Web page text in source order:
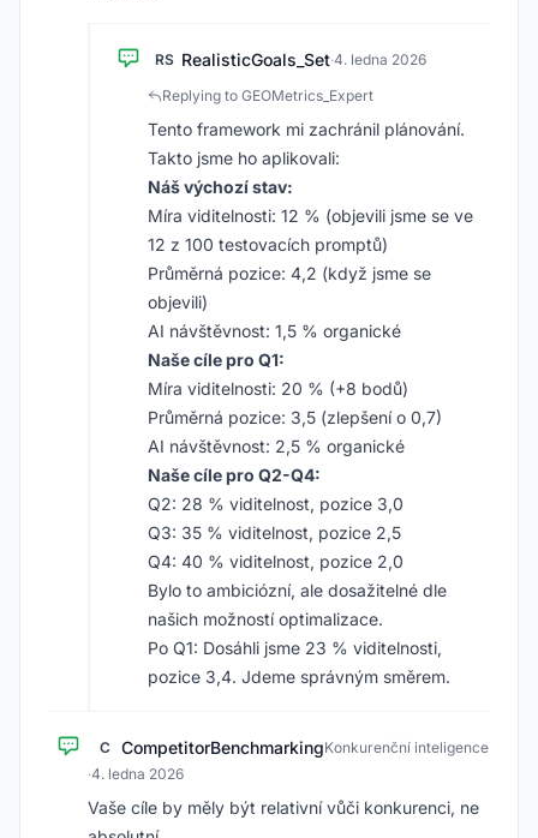
RS RealisticGoals_Set·4. ledna 2026
Replying to GEOMetrics_Expert
Tento framework mi zachránil plánování.
Takto jsme ho aplikovali:
Náš výchozí stav:
Míra viditelnosti: 12 % (objevili jsme se ve
12 z 100 testovacích promptů)
Průměrná pozice: 4,2 (když jsme se
objevili)
AI návštěvnost: 1,5 % organické
Naše cíle pro Q1:
Míra viditelnosti: 20 % (+8 bodů)
Průměrná pozice: 3,5 (zlepšení o 0,7)
AI návštěvnost: 2,5 % organické
Naše cíle pro Q2-Q4:
Q2: 28 % viditelnost, pozice 3,0
Q3: 35 % viditelnost, pozice 2,5
Q4: 40 % viditelnost, pozice 2,0
Bylo to ambiciózní, ale dosažitelné dle
našich možností optimalizace.
Po Q1: Dosáhli jsme 23 % viditelnosti,
pozice 3,4. Jdeme správným směrem.
C CompetitorBenchmarkingKonkurenční inteligence
·4. ledna 2026
Vaše cíle by měly být relativní vůči konkurenci, ne